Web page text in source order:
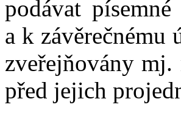
podávat
a k
zveřejňovány mj.
před jejich